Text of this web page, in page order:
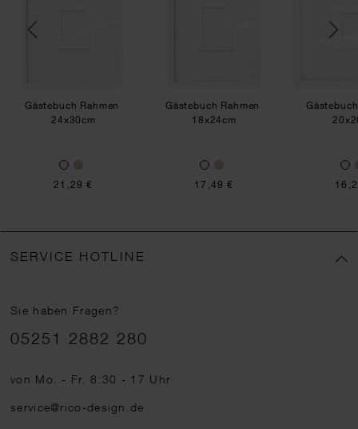
Gästebuch Rahmen
24x30cm
21,29 €
Gästebuch Rahmen
18x24cm
17,49 €
SERVICE HOTLINE
Sie haben Fragen?
Telefonnummer
05251 2882 280
von Mo. - Fr. 8:30 - 17 Uhr
service@rico-design.de